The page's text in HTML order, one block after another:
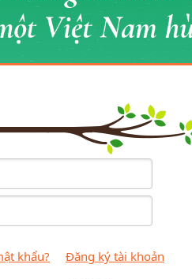
khẩu? Đăng ký tài khoản